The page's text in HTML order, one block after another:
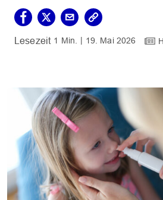
1 Min. 19. Mai 2026